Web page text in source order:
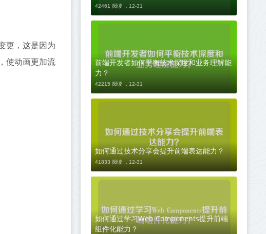
更，这是因为
使动画更加流
42461 阅读 ， 12-31
前端开发者如何平衡技术深度和业务理解能
力？
42215 阅读 ， 12-31
如何通过技术分享会提升前端表达能力？
41833 阅读 ， 12-31
如何通过学习Web Components提升前端
组件化能力？